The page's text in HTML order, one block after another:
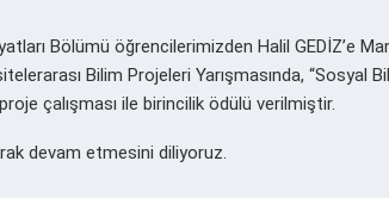
Bölümü öğrencilerimizden Halil GEDİZ’e
Bilim Projeleri Yarışmasında, “Sosyal
çalışması ile birincilik ödülü verilmiştir.
devam etmesini diliyoruz.